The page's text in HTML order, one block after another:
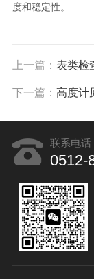
度和稳定性。
上一篇： 表类检
下一篇： 高度计
联系电话
0512-